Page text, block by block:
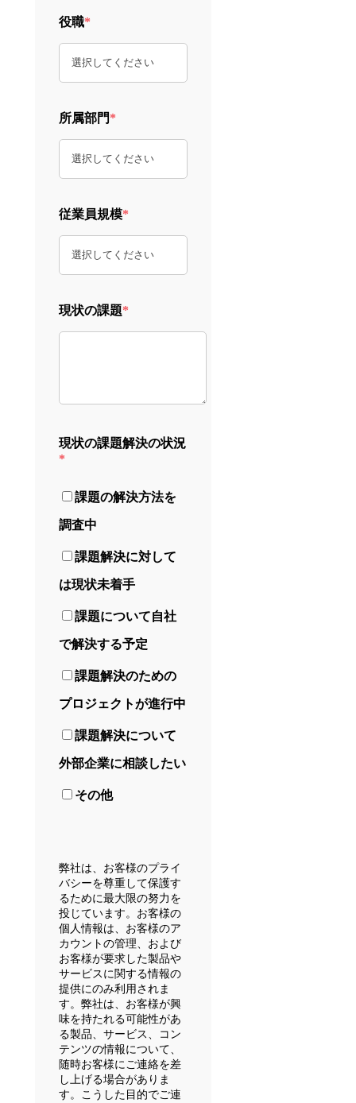
役職*
所属部門*
従業員規模*
現状の課題*
現状の課題解決の状況
*
課題の解決方法を
調査中
課題解決に対して
は現状未着手
課題について自社
で解決する予定
課題解決のための
プロジェクトが進行中
課題解決について
外部企業に相談したい
その他
弊社は、お客様のプライ
バシーを尊重して保護す
るために最大限の努力を
投じています。お客様の
個人情報は、お客様のア
カウントの管理、および
お客様が要求した製品や
サービスに関する情報の
提供にのみ利用されま
す。弊社は、お客様が興
味を持たれる可能性があ
る製品、サービス、コン
テンツの情報について、
随時お客様にご連絡を差
し上げる場合がありま
す。こうした目的でご連